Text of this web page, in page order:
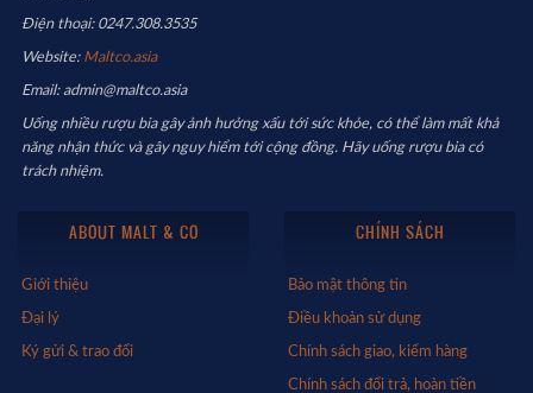
Điện thoại: 0247.308.3535
Website: Maltco.asia
Email: admin@maltco.asia
Uống nhiều rượu bia gây ảnh hưởng xấu tới sức khỏe, có thể làm mất khả
năng nhận thức và gây nguy hiểm tới cộng đồng. Hãy uống rượu bia có
trách nhiệm.
ABOUT MALT & CO
Giới thiệu
Đại lý
Ký gửi & trao đổi
CHÍNH SÁCH
Bảo mật thông tin
Điều khoản sử dụng
Chính sách giao, kiểm hàng
Chính sách đổi trả, hoàn tiền